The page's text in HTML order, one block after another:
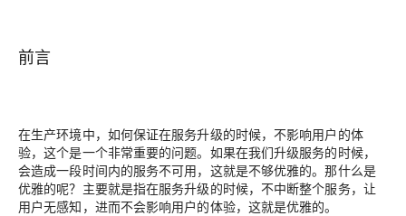
前言
在生产环境中，如何保证在服务升级的时候，不影响用户的体
验，这个是一个非常重要的问题。如果在我们升级服务的时候，
会造成一段时间内的服务不可用，这就是不够优雅的。那什么是
优雅的呢？主要就是指在服务升级的时候，不中断整个服务，让
用户无感知，进而不会影响用户的体验，这就是优雅的。